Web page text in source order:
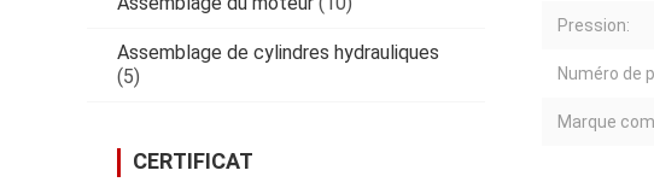
Assemblage de cylindres hydrauliques
(5)
CERTIFICAT
Pression:
Numéro de
Marque